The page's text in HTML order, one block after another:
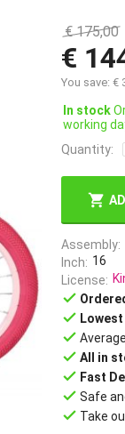
€175,00
€
You save:€
In stock
working
Quantity:
Assembly
Inch
16
License
done
done
done
done All in
done Fast
done Safe
done Take